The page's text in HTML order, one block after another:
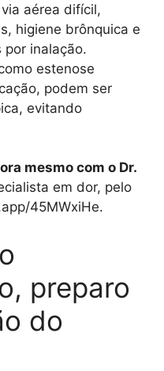
aérea difícil,
higiene brônquica e
por inalação.
estenose
podem ser
evitando
mesmo com o Dr.
em dor, pelo
45MWxiHe.
preparo
do